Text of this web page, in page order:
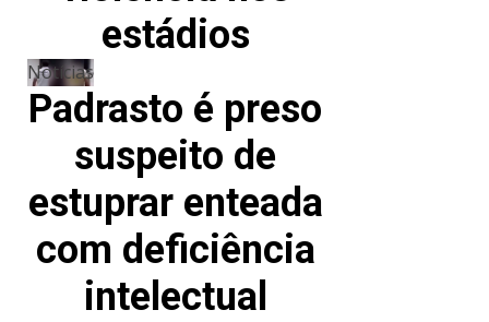
estádios
Notícias
Padrasto é preso
suspeito de
estuprar enteada
com deficiência
intelectual